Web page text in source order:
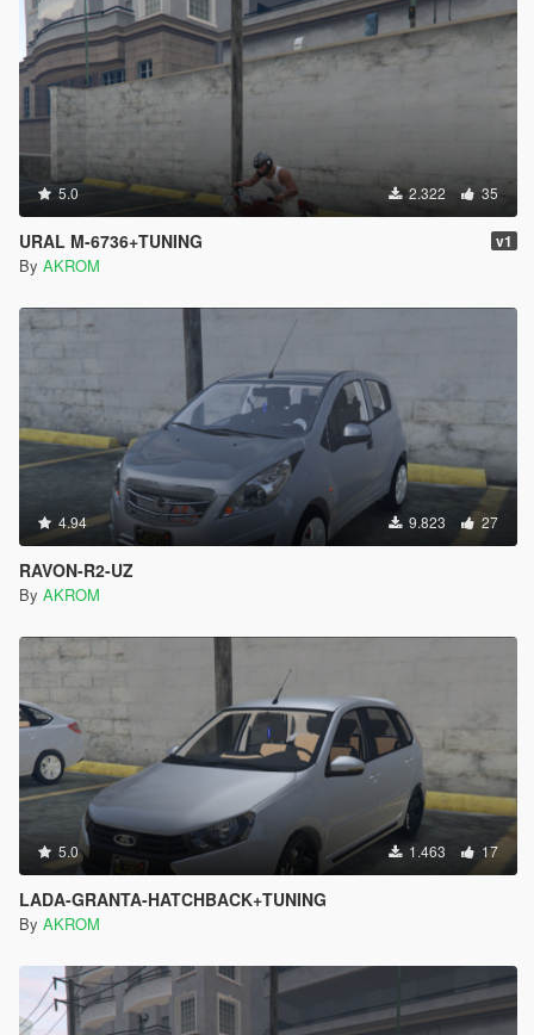
5.0 2.322 35
URAL M-6736+TUNING v1
By AKROM
4.94 9.823 27
RAVON-R2-UZ
By AKROM
5.0 1.463 17
LADA-GRANTA-HATCHBACK+TUNING
By AKROM